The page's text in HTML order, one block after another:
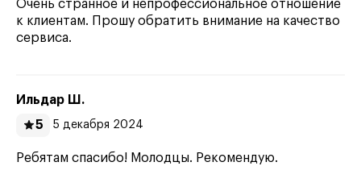
Очень странное и непрофессиональное отношение
к клиентам. Прошу обратить внимание на качество
сервиса.
Ильдар Ш.
5
5 декабря 2024
Ребятам спасибо! Молодцы. Рекомендую.